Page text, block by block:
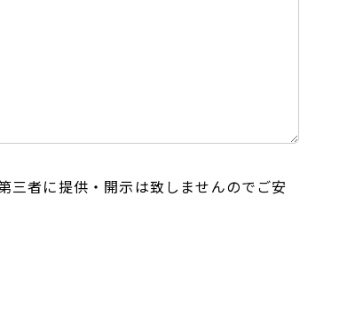
三者に提供・開示は致しませんのでご安